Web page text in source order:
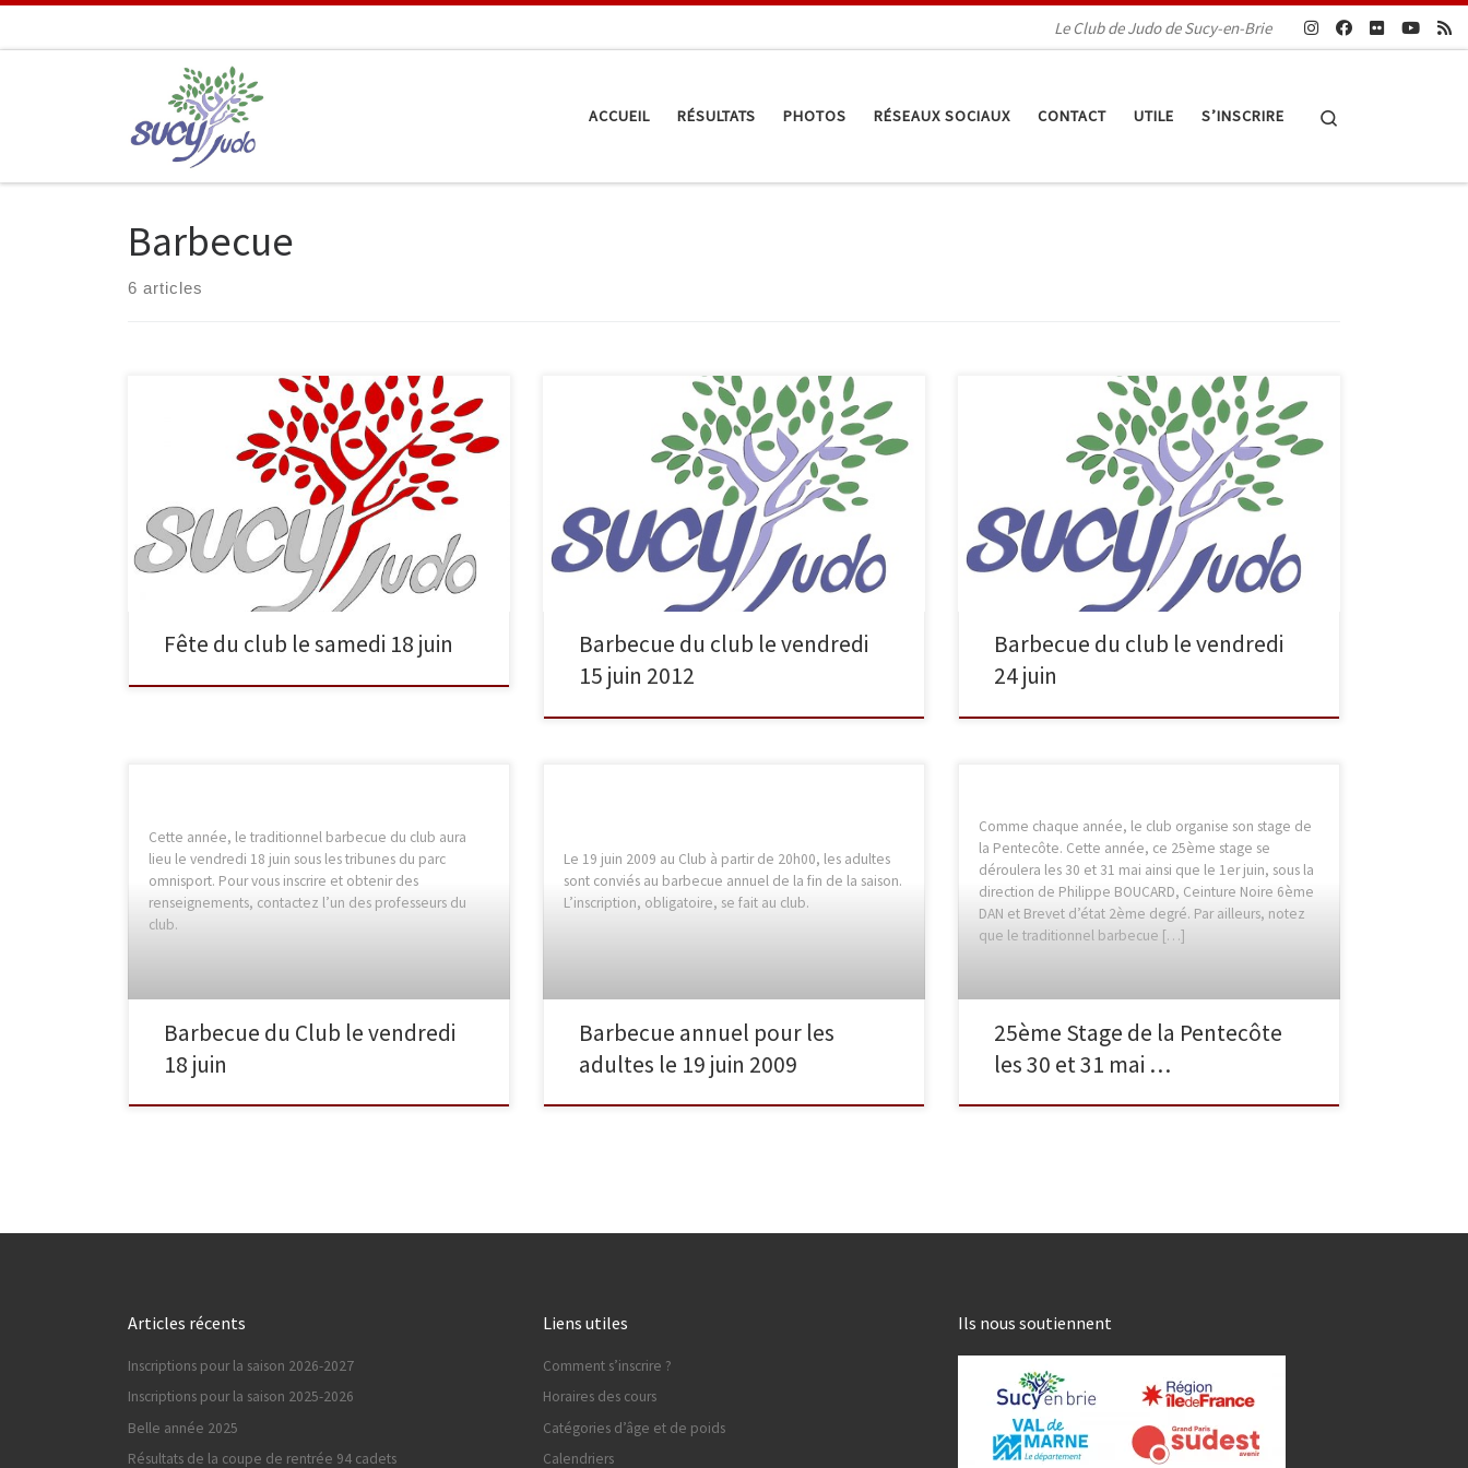
Le Club de Judo de Sucy-en-Brie
ACCUEIL RÉSULTATS PHOTOS RÉSEAUX SOCIAUX CONTACT UTILE S’INSCRIRE
Barbecue
6 articles
Le samedi 18 juin aura lieu la fête du club. Pour cette
occasion, nous vous invitons tous, judokas, parents,
enfants, à venir célébrer notre club en participant à un
entraînement de judo exceptionnel avec nos
champions et nos ceintures noires suivi d’un tournoi de
pétanque puis d’un barbecue et d’une […]
Fête du club le samedi 18 juin
Cette année, le club organise son barbecue de fin
d’année le vendredi 15 juin 2012. Accompagné d’une
soirée dansante, il aura lieu sous les tribunes du Parc
des Sports de Sucy (rue du Tilleul). La soirée débutera
à 20h00. Pour vous inscrire, rendez-vous au club.
Barbecue du club le vendredi
15 juin 2012
Cette année, le traditionnel barbecue du club aura
lieu le vendredi 24 juin à la salle de Judo. Comme
d’habitude, il sera accompagné d’une soirée
dansante. Pour vous inscrire et obtenir des
renseignements, contactez l’un des professeurs du
club.
Barbecue du club le vendredi
24 juin
Cette année, le traditionnel barbecue du club aura
lieu le vendredi 18 juin sous les tribunes du parc
omnisport. Pour vous inscrire et obtenir des
renseignements, contactez l’un des professeurs du
club.
Barbecue du Club le vendredi
18 juin
Le 19 juin 2009 au Club à partir de 20h00, les adultes
sont conviés au barbecue annuel de la fin de la saison.
L’inscription, obligatoire, se fait au club.
Barbecue annuel pour les
adultes le 19 juin 2009
Comme chaque année, le club organise son stage de
la Pentecôte. Cette année, ce 25ème stage se
déroulera les 30 et 31 mai ainsi que le 1er juin, sous la
direction de Philippe BOUCARD, Ceinture Noire 6ème
DAN et Brevet d’état 2ème degré. Par ailleurs, notez
que le traditionnel barbecue […]
25ème Stage de la Pentecôte
les 30 et 31 mai …
Articles récents
Inscriptions pour la saison 2026-2027
Inscriptions pour la saison 2025-2026
Belle année 2025
Résultats de la coupe de rentrée 94 cadets
Liens utiles
Comment s’inscrire ?
Horaires des cours
Catégories d’âge et de poids
Calendriers
Ils nous soutiennent